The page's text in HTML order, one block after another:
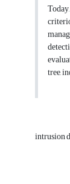
tree,
intrusion